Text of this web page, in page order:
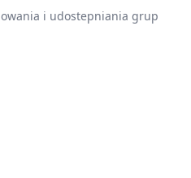
i udostepniania grup